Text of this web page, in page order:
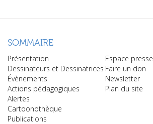
SOMMAIRE
Présentation
Dessinateurs et Dessinatrices
Évènements
Actions pédagogiques
Alertes
Cartoonothèque
Publications
Espace presse
Faire un don
Newsletter
Plan du site